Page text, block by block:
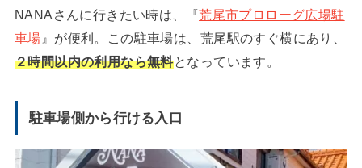
NANAさんに行きたい時は、『荒尾市プロローグ広場駐
車場 』が便利。この駐車場は、荒尾駅のすぐ横にあり、
２時間以内の利用なら無料となっています。
駐車場側から行ける入口